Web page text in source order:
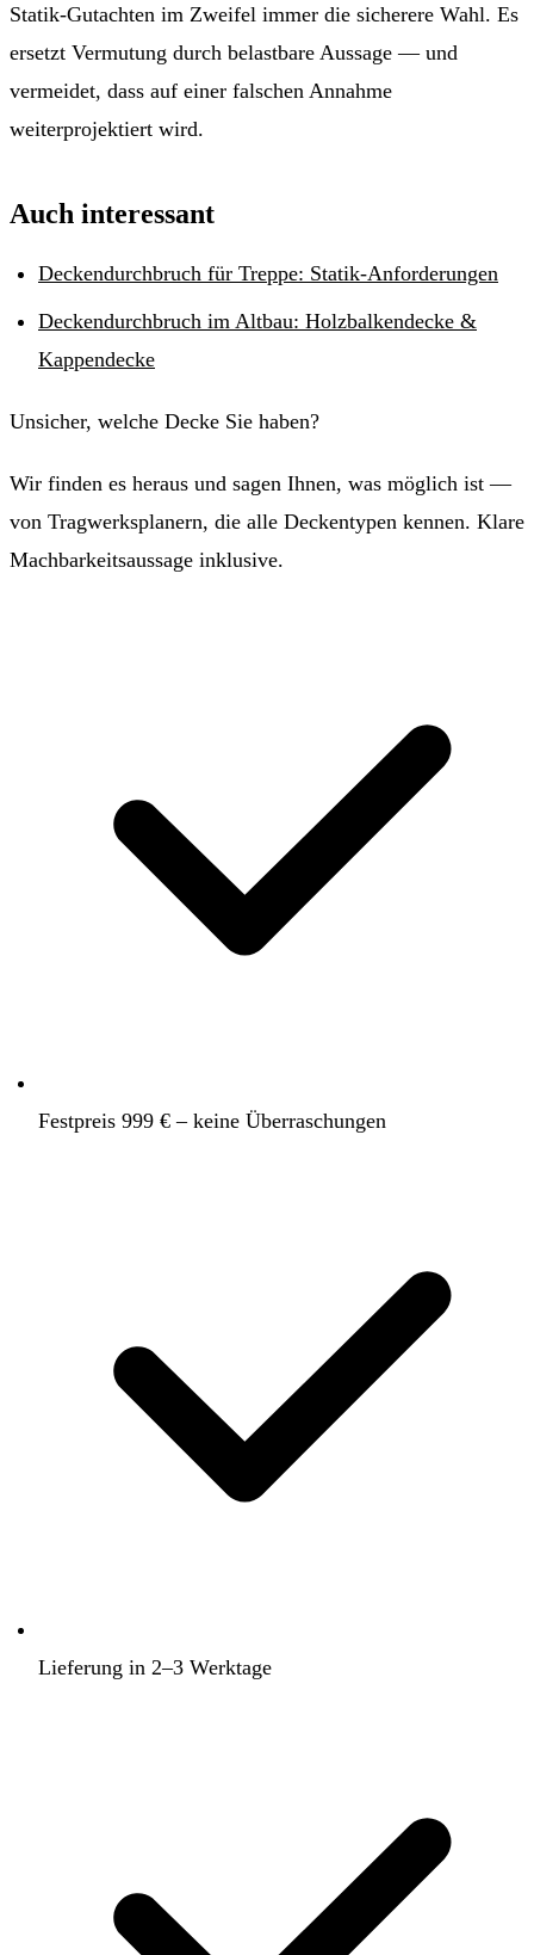
Statik-Gutachten im Zweifel immer die sicherere Wahl. Es
ersetzt Vermutung durch belastbare Aussage — und
vermeidet, dass auf einer falschen Annahme
weiterprojektiert wird.
Auch interessant
Deckendurchbruch für Treppe: Statik-Anforderungen
Deckendurchbruch im Altbau: Holzbalkendecke &
Kappendecke
Unsicher, welche Decke Sie haben?
Wir finden es heraus und sagen Ihnen, was möglich ist —
von Tragwerksplanern, die alle Deckentypen kennen. Klare
Machbarkeitsaussage inklusive.
Festpreis 999 € – keine Überraschungen
Lieferung in 2–3 Werktage